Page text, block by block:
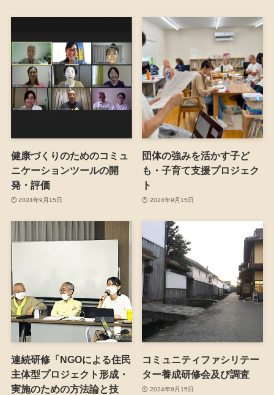
健康づくりのためのコミュ
ニケーションツールの開
発・評価
2024年9月15日
団体の強みを活かす子ど
も・子育て支援プロジェク
ト
2024年9月15日
連続研修「NGOによる住民
主体型プロジェクト形成・
実施のための方法論と技
コミュニティファシリテー
ター養成研修会及び調査
2024年9月15日